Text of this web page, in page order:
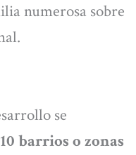
numerosa sobre
se
10 barrios o zonas